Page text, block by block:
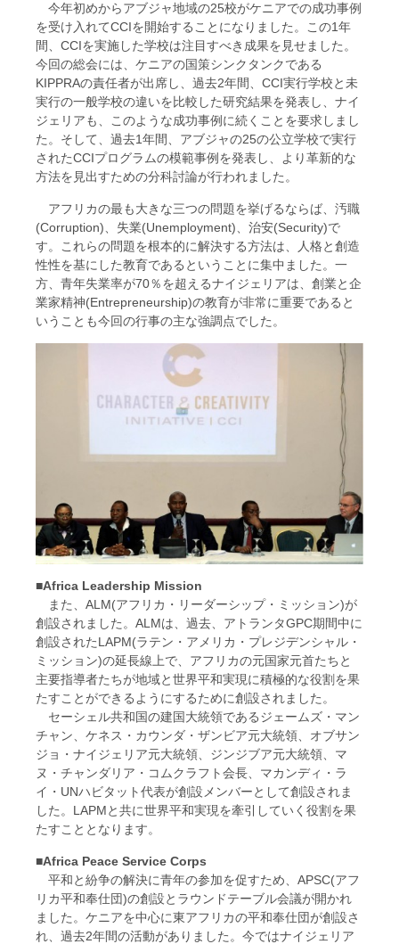
今年初めからアブジャ地域の25校がケニアでの成功事例
を受け入れてCCIを開始することになりました。この1年
間、CCIを実施した学校は注目すべき成果を見せました。
今回の総会には、ケニアの国策シンクタンクである
KIPPRAの責任者が出席し、過去2年間、CCI実行学校と未
実行の一般学校の違いを比較した研究結果を発表し、ナイ
ジェリアも、このような成功事例に続くことを要求しまし
た。そして、過去1年間、アブジャの25の公立学校で実行
されたCCIプログラムの模範事例を発表し、より革新的な
方法を見出すための分科討論が行われました。
アフリカの最も大きな三つの問題を挙げるならば、汚職
(Corruption)、失業(Unemployment)、治安(Security)で
す。これらの問題を根本的に解決する方法は、人格と創造
性性を基にした教育であるということに集中ました。一
方、青年失業率が70％を超えるナイジェリアは、創業と企
業家精神(Entrepreneurship)の教育が非常に重要であると
いうことも今回の行事の主な強調点でした。
■Africa Leadership Mission
また、ALM(アフリカ・リーダーシップ・ミッション)が
創設されました。ALMは、過去、アトランタGPC期間中に
創設されたLAPM(ラテン・アメリカ・プレジデンシャル・
ミッション)の延長線上で、アフリカの元国家元首たちと
主要指導者たちが地域と世界平和実現に積極的な役割を果
たすことができるようにするために創設されました。
セーシェル共和国の建国大統領であるジェームズ・マン
チャン、ケネス・カウンダ・ザンビア元大統領、オブサン
ジョ・ナイジェリア元大統領、ジンジブア元大統領、マ
ヌ・チャンダリア・コムクラフト会長、マカンディ・ラ
イ・UNハビタット代表が創設メンバーとして創設されま
した。LAPMと共に世界平和実現を牽引していく役割を果
たすこととなります。
■Africa Peace Service Corps
平和と紛争の解決に青年の参加を促すため、APSC(アフ
リカ平和奉仕団)の創設とラウンドテーブル会議が開かれ
ました。ケニアを中心に東アフリカの平和奉仕団が創設さ
れ、過去2年間の活動がありました。今ではナイジェリア